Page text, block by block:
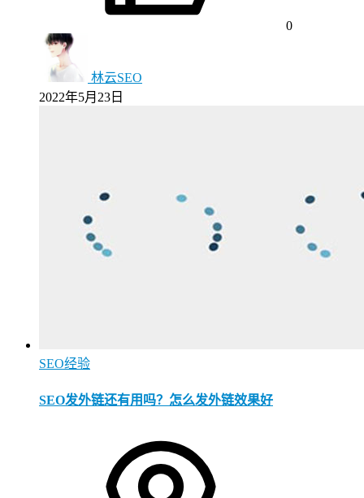
0
林云SEO
2022年5月23日
SEO经验
SEO发外链还有用吗？怎么发外链效果好